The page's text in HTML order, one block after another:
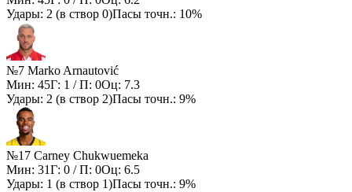
Удары: 2 (в створ 0)Пасы точн.: 10%
№7 Marko Arnautović
Мин: 45Г: 1 / П: 0Оц: 7.3
Удары: 2 (в створ 2)Пасы точн.: 9%
№17 Carney Chukwuemeka
Мин: 31Г: 0 / П: 0Оц: 6.5
Удары: 1 (в створ 1)Пасы точн.: 9%